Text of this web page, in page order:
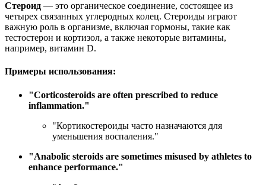
Стероид — это органическое соединение, состоящее из
четырех связанных углеродных колец. Стероиды играют
важную роль в организме, включая гормоны, такие как
тестостерон и кортизол, а также некоторые витамины,
например, витамин D.
Примеры использования:
"Corticosteroids are often prescribed to reduce
inflammation."
"Кортикостероиды часто назначаются для
уменьшения воспаления."
"Anabolic steroids are sometimes misused by athletes to
enhance performance."